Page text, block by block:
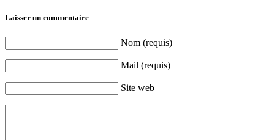
Laisser un commentaire
Nom (requis)
Mail (requis)
Site web